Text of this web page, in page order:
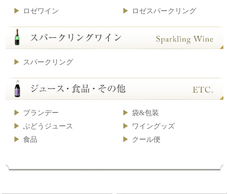
ロゼワイン ロゼスパークリング
スパークリング
ブランデー
袋&包装
ぶどうジュース
ワイングッズ
食品
クール便